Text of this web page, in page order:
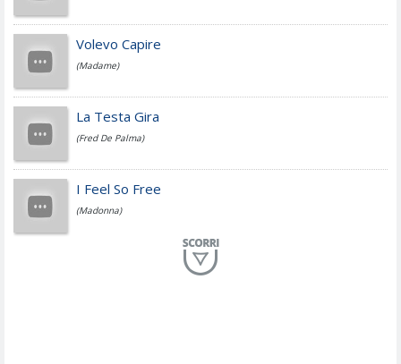
Jovanotti
Fedez
Simone Cristicchi
Volevo Capire
(Madame)
La Testa Gira
(Fred De Palma)
I Feel So Free
(Madonna)